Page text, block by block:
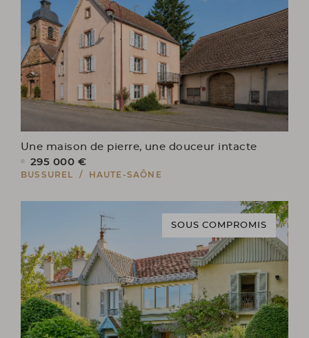
Une maison de pierre, une douceur intacte
295 000 €
BUSSUREL / HAUTE-SAÔNE
SOUS COMPROMIS